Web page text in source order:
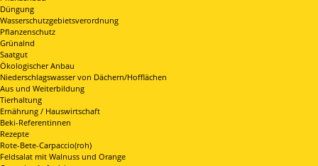
Düngung
Wasserschutzgebietsverordnung
Pflanzenschutz
Grünalnd
Saatgut
Ökologischer Anbau
Niederschlagswasser von Dächern/Hofflächen
Aus und Weiterbildung
Tierhaltung
Ernährung / Hauswirtschaft
Beki-Referentinnen
Rezepte
Rote-Bete-Carpaccio(roh)
Feldsalat mit Walnuss und Orange